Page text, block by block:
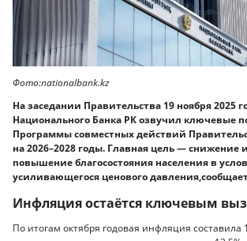
Фото:nationalbank.kz
На заседании Правительства 19 ноября 2025
Национального Банка РК озвучил ключевые
Программы совместных действий
на 2026–2028 годы. Главная цель —
повышение благосостояния населения в
усиливающегося ценового
Инфляция остаётся ключевым
По итогам октября годовая инфляция составила